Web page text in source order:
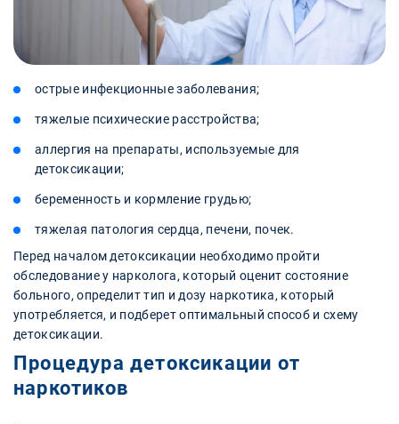
острые инфекционные заболевания;
тяжелые психические расстройства;
аллергия на препараты, используемые для
детоксикации;
беременность и кормление грудью;
тяжелая патология сердца, печени, почек.
Перед началом детоксикации необходимо пройти
обследование у нарколога, который оценит состояние
больного, определит тип и дозу наркотика, который
употребляется, и подберет оптимальный способ и схему
детоксикации.
Процедура детоксикации от
наркотиков